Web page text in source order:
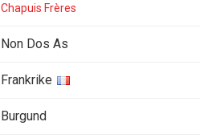
Chapuis Frères
Non Dos As
Frankrike
Burgund